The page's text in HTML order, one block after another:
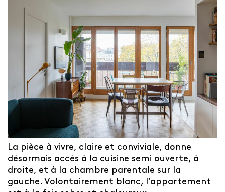
La pièce à vivre, claire et conviviale, donne
désormais accès à la cuisine semi ouverte, à
droite, et à la chambre parentale sur la
gauche. Volontairement blanc, l’appartement